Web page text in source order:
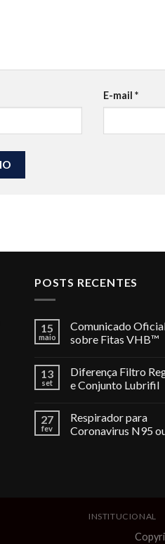
E-mail*
POSTS RECENTES
15
maio
Comunicado
sobre Fitas VHB™
13
set
Diferença Filtro
e Conjunto Lubrifil
27
fev
Respirador para
Coronavirus N95
INSTITUCIONAL